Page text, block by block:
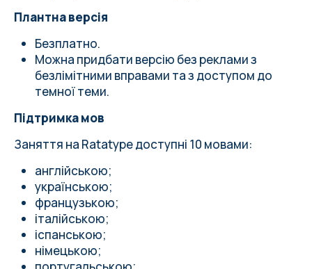
Плантна версія
Безплатно.
Можна придбати версію без реклами з
безлімітними вправами та з доступом до
темної теми.
Підтримка мов
Заняття на Ratatype доступні 10 мовами:
англійською;
українською;
французькою;
італійською;
іспанською;
німецькою;